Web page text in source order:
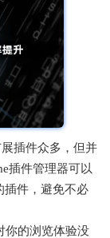
插件众多，但并
插件管理器可以
插件，避免不必
你的浏览体验没